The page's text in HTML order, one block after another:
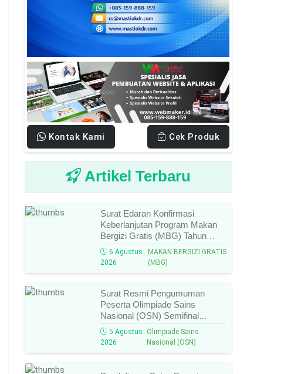
Kontak Kami Cek Produk
Artikel Terbaru
Baru
Surat Edaran Konfirmasi
Keberlanjutan Program Makan
Bergizi Gratis (MBG) Tahun
2026, Ini Syarat, Prosedur,
Batas Waktu, Dan Cara
Konfirmasinya!
6 Agustus
2026
MAKAN BERGIZI GRATIS
(MBG)
Surat Resmi Pengumuman
Peserta Olimpiade Sains
Nasional (OSN) Semifinal
Jenjang
SMA/MA/SMK/MAK/Sederajat
Tahun 2026, Cek Daftar Nama
Jadwal Selanjutnya!
5 Agustus
2026
Olimpiade Sains
Nasional (OSN)